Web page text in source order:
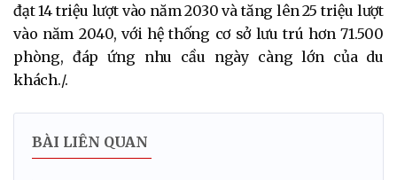
đạt 14 triệu lượt vào năm 2030 và tăng lên 25 triệu lượt
vào năm 2040, với hệ thống cơ sở lưu trú hơn 71.500
phòng, đáp ứng nhu cầu ngày càng lớn của du
khách./.
BÀI LIÊN QUAN